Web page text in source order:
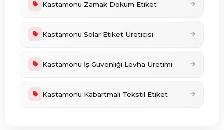
Kastamonu Zamak Döküm Etiket
Kastamonu Solar Etiket Üreticisi
Kastamonu İş Güvenliği Levha Üretimi
Kastamonu Kabartmalı Tekstil Etiket